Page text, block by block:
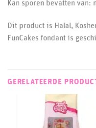
Kan sporen bevatten van:
Dit product is Halal,
FunCakes fondant is
GERELATEERDE